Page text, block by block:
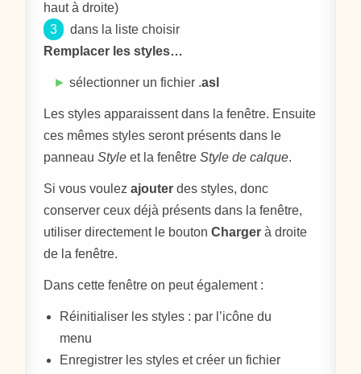
haut à droite)
3
dans la liste choisir
Remplacer les styles…
► sélectionner un fichier .asl
Les styles apparaissent dans la fenêtre. Ensuite
ces mêmes styles seront présents dans le
panneauStyle et la fenêtreStyle de calque.
Si vous voulezajouter des styles, donc
conserver ceux déjà présents dans la fenêtre,
utiliser directement le boutonCharger à droite
de la fenêtre.
Dans cette fenêtre on peut également :
Réinitialiser les styles : par l’icône du
menu
Enregistrer les styles et créer un fichier